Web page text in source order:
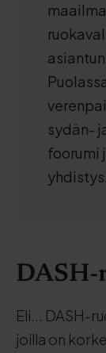
sydän-
foorumi
yhdistys.
DASH-
Eli... DASH-
joilla on